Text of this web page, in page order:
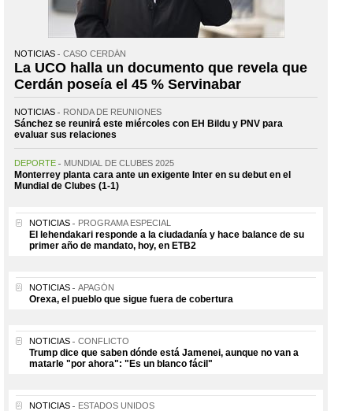
NOTICIAS CASO CERDÁN
La UCO halla un documento que revela que
Cerdán poseía el 45 % Servinabar
NOTICIAS RONDA DE REUNIONES
Sánchez se reunirá este miércoles con EH Bildu y PNV para
evaluar sus relaciones
DEPORTE MUNDIAL DE CLUBES 2025
Monterrey planta cara ante un exigente Inter en su debut en el
Mundial de Clubes (1-1)
NOTICIAS PROGRAMA ESPECIAL
El lehendakari responde a la ciudadanía y hace balance de su
primer año de mandato, hoy, en ETB2
NOTICIAS APAGÓN
Orexa, el pueblo que sigue fuera de cobertura
NOTICIAS CONFLICTO
Trump dice que saben dónde está Jamenei, aunque no van a
matarle "por ahora": "Es un blanco fácil"
NOTICIAS ESTADOS UNIDOS